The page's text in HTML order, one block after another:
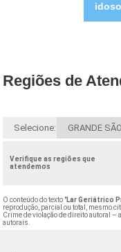
Regiões de
Selecione: GRANDE
Verifique as regiões que
atendemos
O conteúdo do texto "Lar Geriátrico
reprodução, parcial ou total, mesmo
Crime de violação de direito autoral –
autorais